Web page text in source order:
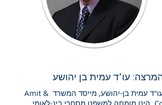
המרצה: עו"ד עמית בן יהושע
עו"ד עמית בן-יהושע, מייסד המשרד Amit &
Co, הינו מומחה למשפט מסחרי בינ-לאומי.